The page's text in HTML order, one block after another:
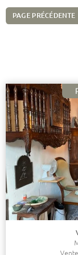
PAGE PRÉCÉDENTE